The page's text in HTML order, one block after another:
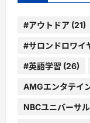
#アウトドア (21)
#サロンドロワイ
#英語学習 (26)
AMGエンタテイ
NBCユニバーサ